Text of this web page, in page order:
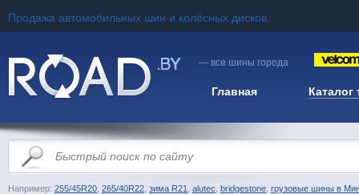
Продажа автомобильных шин и колёсных дисков
— все шины города
Главная Каталог
Например: 255/45R20 265/40R22 зима R21 alutec bridgestone грузовые шины в